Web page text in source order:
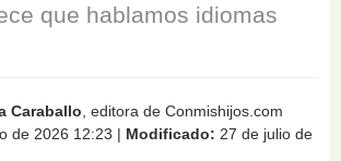
que hablamos idiomas
Caraballo , editora de Conmishijos.com
de 2026 12:23 | Modificado: 27 de julio de